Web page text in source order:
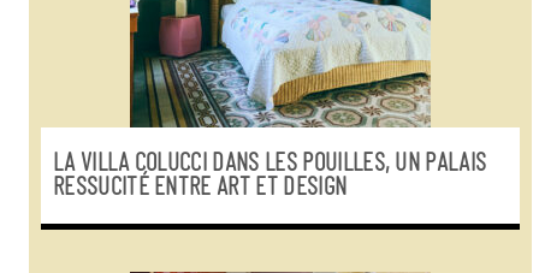
LA VILLA COLUCCI DANS LES POUILLES, UN PALAIS
RESSUCITÉ ENTRE ART ET DESIGN